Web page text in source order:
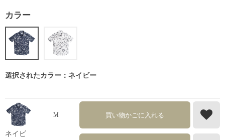
カラー
選択されたカラー：ネイビー
ネイビ
M 買い物かごに入れる